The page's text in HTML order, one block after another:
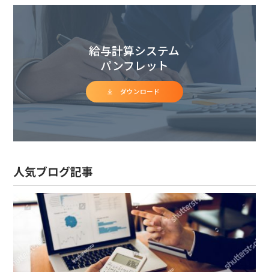
給与計算システム
パンフレット
ダウンロード
人気ブログ記事